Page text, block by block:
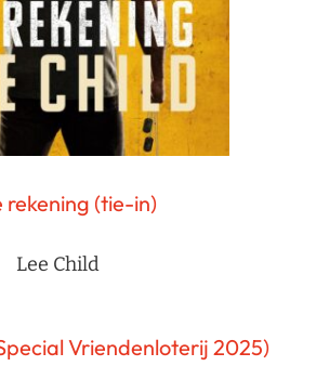
rekening (tie-in)
Lee Child
Vriendenloterij 2025)